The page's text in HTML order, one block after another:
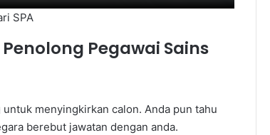
SPA
Penolong Pegawai Sains
menyingkirkan calon. Anda pun tahu
berebut jawatan dengan anda.